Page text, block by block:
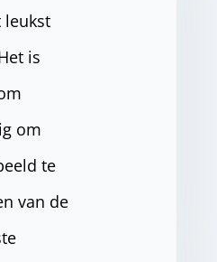
leukst
is
om
te
van de